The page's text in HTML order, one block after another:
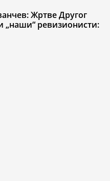
Жртве Другог
„наши“ ревизионисти: